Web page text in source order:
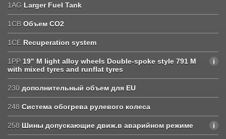
1AG Larger Fuel Tank
1CB Объем CO2
1CE Recuperation system
1PP 19" M light alloy wheels Double-spoke style 791 M
with mixed tyres and runflat tyres
230 дополнительный объем для EU
248 Система обогрева рулевого колеса
258 Шины допускающие движ.в аварийном режиме